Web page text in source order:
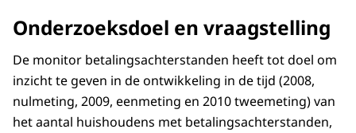
Onderzoeksdoel en vraagstelling
De monitor betalingsachterstanden heeft tot doel om
inzicht te geven in de ontwikkeling in de tijd (2008,
nulmeting, 2009, eenmeting en 2010 tweemeting) van
het aantal huishoudens met betalingsachterstanden,